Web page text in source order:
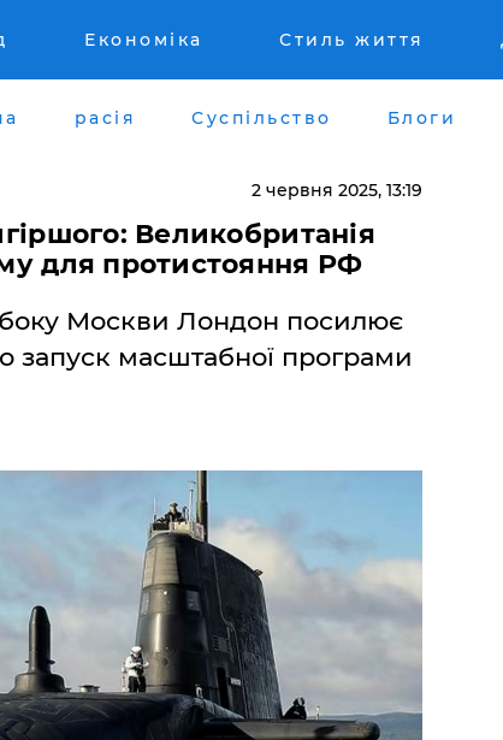
Економіка Стиль життя
расія Суспільство Блоги
2 червня 2025, 13:19
Великобританія
для протистояння РФ
боку Москви Лондон посилює
запуск масштабної програми